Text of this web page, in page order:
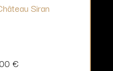
Siran
€